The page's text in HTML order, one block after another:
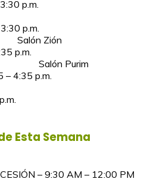
p.m.
– 3:30 p.m.
– 4:35 p.m.
– 4:35 p.m.
Esta Semana
– 9:30 AM – 12:00 PM